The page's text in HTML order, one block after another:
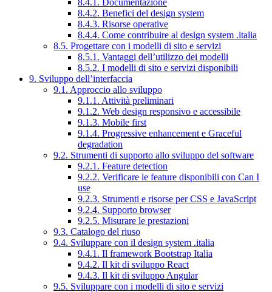
8.4.1. Documentazione
8.4.2. Benefici del design system
8.4.3. Risorse operative
8.4.4. Come contribuire al design system .italia
8.5. Progettare con i modelli di sito e servizi
8.5.1. Vantaggi dell’utilizzo dei modelli
8.5.2. I modelli di sito e servizi disponibili
9. Sviluppo dell’interfaccia
9.1. Approccio allo sviluppo
9.1.1. Attività preliminari
9.1.2. Web design responsivo e accessibile
9.1.3. Mobile first
9.1.4. Progressive enhancement e Graceful
degradation
9.2. Strumenti di supporto allo sviluppo del software
9.2.1. Feature detection
9.2.2. Verificare le feature disponibili con Can I
use
9.2.3. Strumenti e risorse per CSS e JavaScript
9.2.4. Supporto browser
9.2.5. Misurare le prestazioni
9.3. Catalogo del riuso
9.4. Sviluppare con il design system .italia
9.4.1. Il framework Bootstrap Italia
9.4.2. Il kit di sviluppo React
9.4.3. Il kit di sviluppo Angular
9.5. Sviluppare con i modelli di sito e servizi